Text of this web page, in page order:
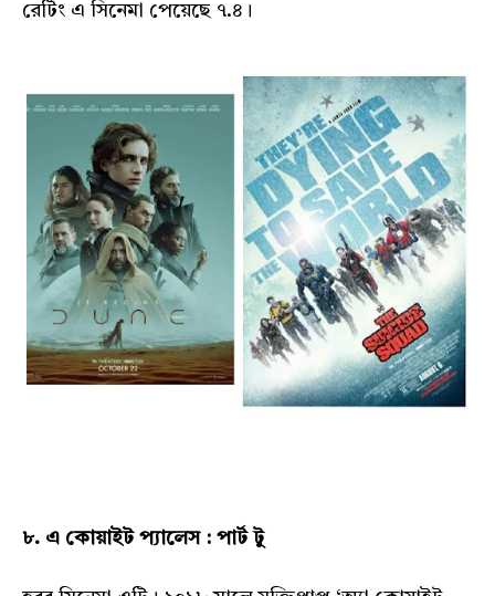
রেটিং এ সিনেমা পেয়েছে ৭.৪।
৮. এ কোয়াইট প্যালেস : পার্ট টু